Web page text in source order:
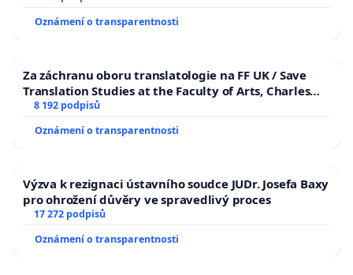
Oznámení o transparentnosti
Za záchranu oboru translatologie na FF UK / Save
Translation Studies at the Faculty of Arts, Charles
University
8 192 podpisů
Oznámení o transparentnosti
Výzva k rezignaci ústavního soudce JUDr. Josefa Baxy
pro ohrožení důvěry ve spravedlivý proces
17 272 podpisů
Oznámení o transparentnosti